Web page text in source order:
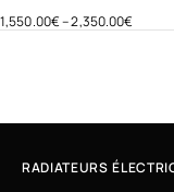
1,550.00€–2,350.00€
RADIATEURS